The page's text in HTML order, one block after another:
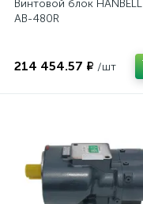
Винтовой блок HANBELL
AB-480R
214 454.57 ₽ /шт